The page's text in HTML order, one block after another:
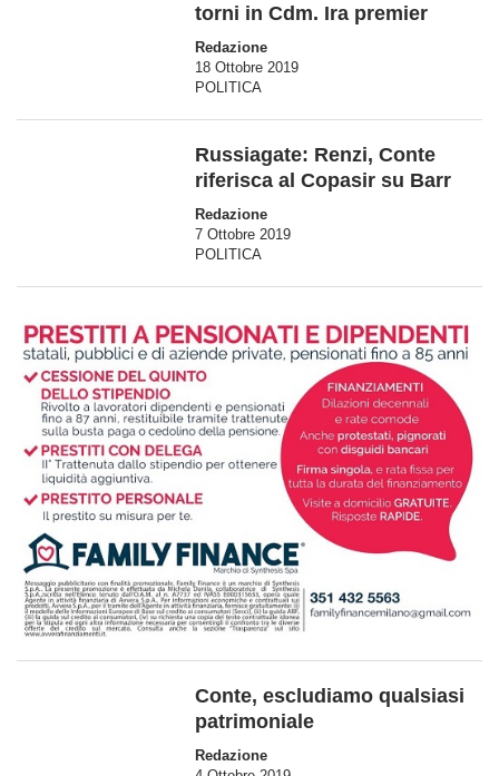
torni in Cdm. Ira premier
Redazione
18 Ottobre 2019
POLITICA
Russiagate: Renzi, Conte
riferisca al Copasir su Barr
Redazione
7 Ottobre 2019
POLITICA
Conte, escludiamo qualsiasi
patrimoniale
Redazione